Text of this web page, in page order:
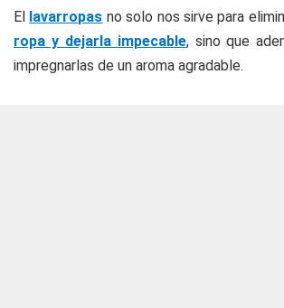
El lavarropas no solo nos sirve para
ropa y dejarla impecable, sino que
impregnarlas de un aroma agradable.